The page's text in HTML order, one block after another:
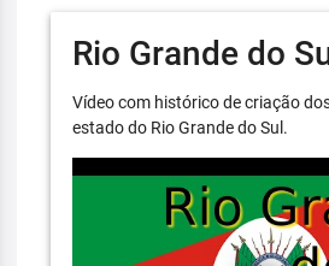
Rio Grande do
Vídeo com histórico de criação
estado do Rio Grande do Sul.